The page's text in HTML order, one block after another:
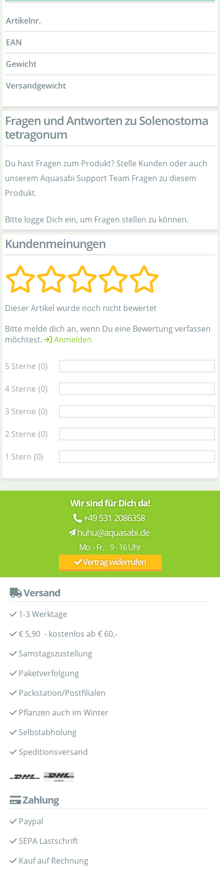
Artikelnr.
EAN
Gewicht
Versandgewicht
Fragen und Antworten zu Solenostoma
tetragonum
Du hast Fragen zum Produkt? Stelle Kunden oder auch
unserem Aquasabi Support Team Fragen zu diesem
Produkt.
Bitte logge Dich ein, um Fragen stellen zu können.
Kundenmeinungen
Dieser Artikel wurde noch nicht bewertet
Bitte melde dich an, wenn Du eine Bewertung verfassen
möchtest.
Anmelden
5 Sterne (0)
4 Sterne (0)
3 Sterne (0)
2 Sterne (0)
1 Stern (0)
Wir sind für Dich da!
+49 531 2086358
huhu@aquasabi.de
Mo. - Fr. 9 - 16 Uhr
Vertrag widerrufen
Versand
1-3 Werktage
€ 5,90 - kostenlos ab € 60,-
Samstagszustellung
Paketverfolgung
Packstation/Postfilialen
Pflanzen auch im Winter
Selbstabholung
Speditionsversand
Zahlung
Paypal
SEPA Lastschrift
Kauf auf Rechnung